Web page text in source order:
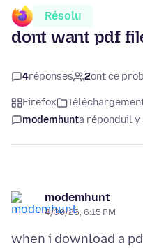
Résolu
dont want pdf
4réponses 2ont ce
Firefox
modemhunta réponduil y
modemhunt
4/30/26, 6:15 PM
when i download a